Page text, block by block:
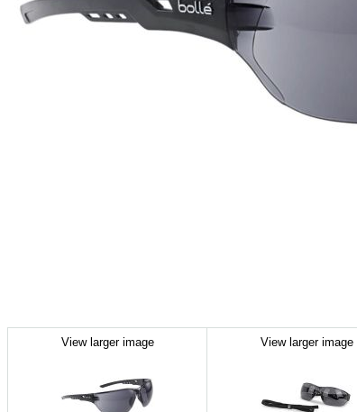
View larger image View larger image